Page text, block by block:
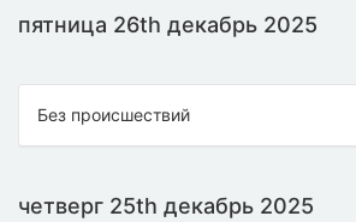
пятница 26th декабрь 2025
Без происшествий
четверг 25th декабрь 2025